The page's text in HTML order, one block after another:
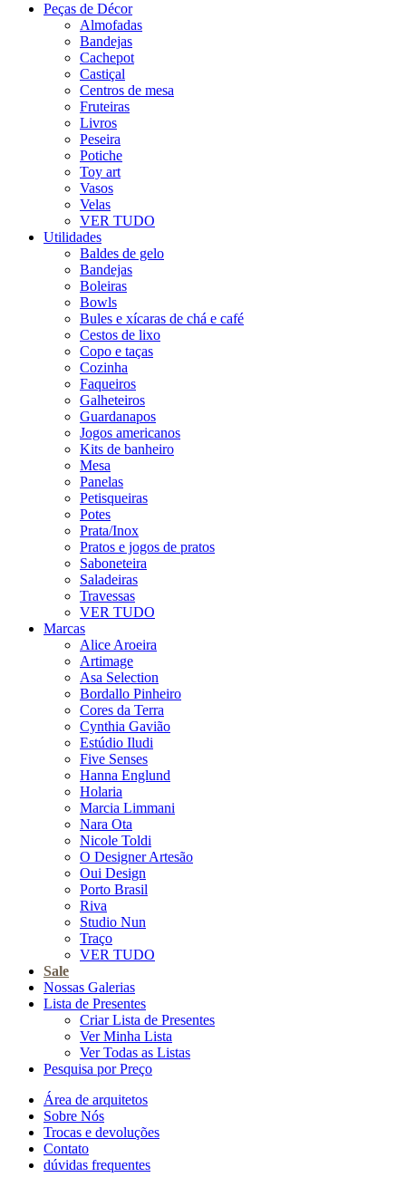
Peças de Décor
Almofadas
Bandejas
Cachepot
Castiçal
Centros de mesa
Fruteiras
Livros
Peseira
Potiche
Toy art
Vasos
Velas
VER TUDO
Utilidades
Baldes de gelo
Bandejas
Boleiras
Bowls
Bules e xícaras de chá e café
Cestos de lixo
Copo e taças
Cozinha
Faqueiros
Galheteiros
Guardanapos
Jogos americanos
Kits de banheiro
Mesa
Panelas
Petisqueiras
Potes
Prata/Inox
Pratos e jogos de pratos
Saboneteira
Saladeiras
Travessas
VER TUDO
Marcas
Alice Aroeira
Artimage
Asa Selection
Bordallo Pinheiro
Cores da Terra
Cynthia Gavião
Estúdio Iludi
Five Senses
Hanna Englund
Holaria
Marcia Limmani
Nara Ota
Nicole Toldi
O Designer Artesão
Oui Design
Porto Brasil
Riva
Studio Nun
Traço
VER TUDO
Sale
Nossas Galerias
Lista de Presentes
Criar Lista de Presentes
Ver Minha Lista
Ver Todas as Listas
Pesquisa por Preço
Área de arquitetos
Sobre Nós
Trocas e devoluções
Contato
dúvidas frequentes